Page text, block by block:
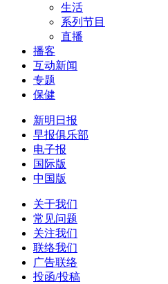
生活
系列节目
直播
播客
互动新闻
专题
保健
新明日报
早报俱乐部
电子报
国际版
中国版
关于我们
常见问题
关注我们
联络我们
广告联络
投函/投稿